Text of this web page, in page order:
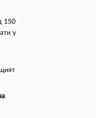
150
у